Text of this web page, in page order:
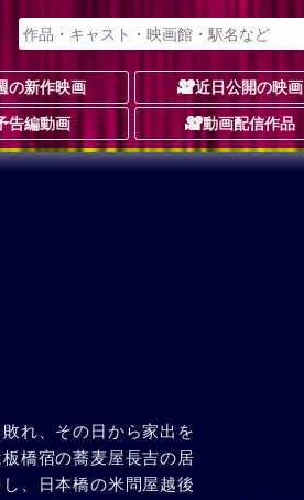
の新作映画 近日公開の映画
告編動画 動画配信作品
れ、その日から家出を
橋宿の蕎麦屋長吉の居
、日本橋の米問屋越後